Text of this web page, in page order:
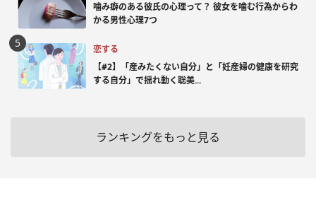
噛み癖のある彼氏の心理って？ 彼女を噛む行為からわ
かる男性心理7つ
恋する
【#2】「産みたくない自分」と「妊産婦の健康を研究
する自分」で揺れ動く聡美...
ランキングをもっと見る